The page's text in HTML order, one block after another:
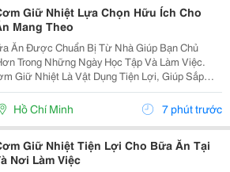
Giữ Nhiệt Lựa Chọn Hữu Ích Cho
Mang Theo
Ăn Được Chuẩn Bị Từ Nhà Giúp Bạn Chủ
Trong Những Ngày Học Tập Và Làm Việc.
Giữ Nhiệt Là Vật Dụng Tiện Lợi, Giúp Sắp
Món Ăn Ngăn Nắp Và Dễ Dàng Mang Theo
Hoàn Cảnh Khác Nhau. Chọn Hộp Phù Hợp
Hồ Chí Minh 7 phút trước
Giữ Nhiệt Tiện Lợi Cho Bữa Ăn Tại
Nơi Làm Việc